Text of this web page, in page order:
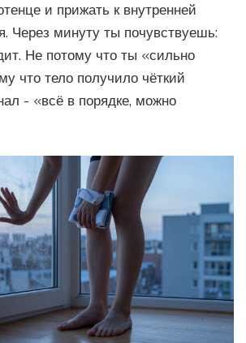
и прижать к внутренней
Через минуту ты почувствуешь:
Не потому что ты «сильно
что тело получило чёткий
- «всё в порядке, можно